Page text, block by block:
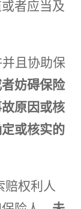
者应当及
并且协助保
妨碍保险
原因或核
或核实的
赔权利人